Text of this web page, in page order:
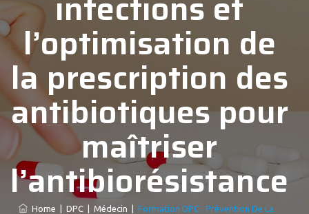
l’optimisation de
la prescription des
antibiotiques pour
maîtriser
l’antibiorésistance
Home DPC| Médecin
Formation DPC : Prévention De La